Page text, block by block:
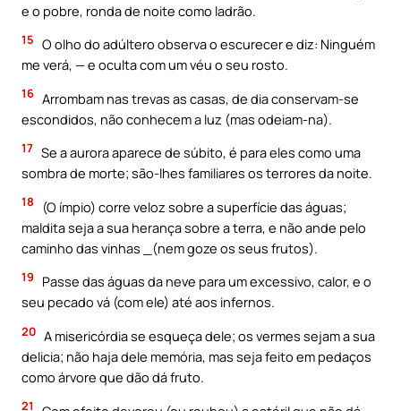
e o pobre, ronda de noite como ladrão.
15 O olho do adúltero observa o escurecer e diz: Ninguém
me verá, — e oculta com um véu o seu rosto.
16 Arrombam nas trevas as casas, de dia conservam-se
escondidos, não conhecem a luz (mas odeiam-na).
17 Se a aurora aparece de súbito, é para eles como uma
sombra de morte; são-lhes familiares os terrores da noite.
18
(O ímpio) corre veloz sobre a superfície das águas;
maldita seja a sua herança sobre a terra, e não ande pelo
caminho das vinhas _(nem goze os seus frutos).
19
Passe das águas da neve para um excessivo, calor, e o
seu pecado vá (com ele) até aos infernos.
20 A misericórdia se esqueça dele; os vermes sejam a sua
delicia; não haja dele memória, mas seja feito em pedaços
como árvore que dão dá fruto.
21